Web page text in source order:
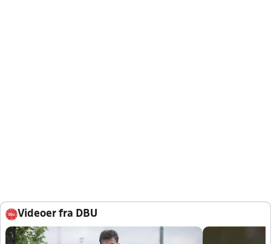
Videoer fra DBU